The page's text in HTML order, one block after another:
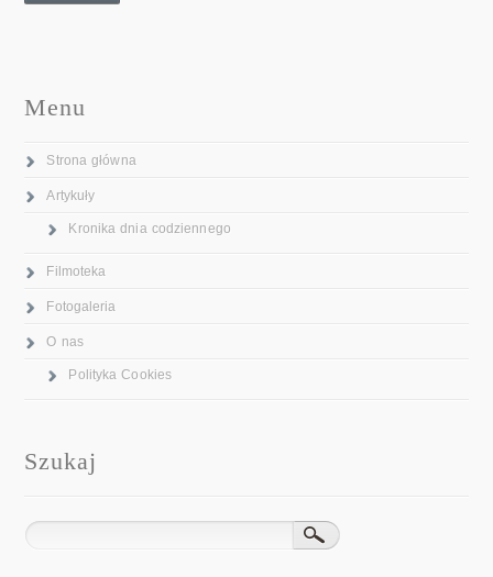
Menu
Strona główna
Artykuły
Kronika dnia codziennego
Filmoteka
Fotogaleria
O nas
Polityka Cookies
Szukaj